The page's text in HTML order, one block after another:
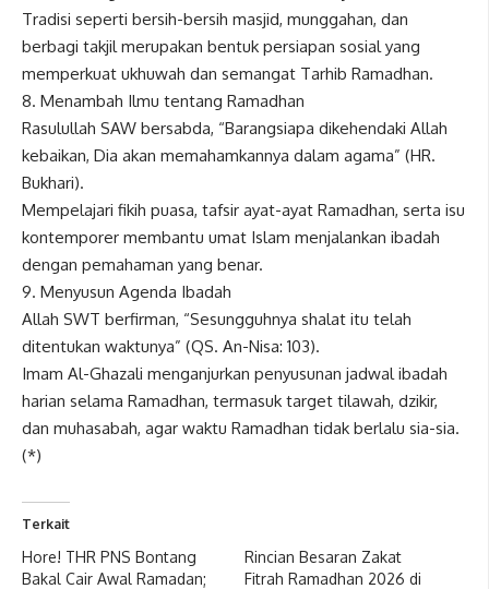
Tradisi seperti bersih-bersih masjid, munggahan, dan
berbagi takjil merupakan bentuk persiapan sosial yang
memperkuat ukhuwah dan semangat Tarhib Ramadhan.
8. Menambah Ilmu tentang Ramadhan
Rasulullah SAW bersabda, “Barangsiapa dikehendaki Allah
kebaikan, Dia akan memahamkannya dalam agama” (HR.
Bukhari).
Mempelajari fikih puasa, tafsir ayat-ayat Ramadhan, serta isu
kontemporer membantu umat Islam menjalankan ibadah
dengan pemahaman yang benar.
9. Menyusun Agenda Ibadah
Allah SWT berfirman, “Sesungguhnya shalat itu telah
ditentukan waktunya” (QS. An-Nisa: 103).
Imam Al-Ghazali menganjurkan penyusunan jadwal ibadah
harian selama Ramadhan, termasuk target tilawah, dzikir,
dan muhasabah, agar waktu Ramadhan tidak berlalu sia-sia.
(*)
Terkait
Hore! THR PNS Bontang
Bakal Cair Awal Ramadan;
Rincian Besaran Zakat
Fitrah Ramadhan 2026 di